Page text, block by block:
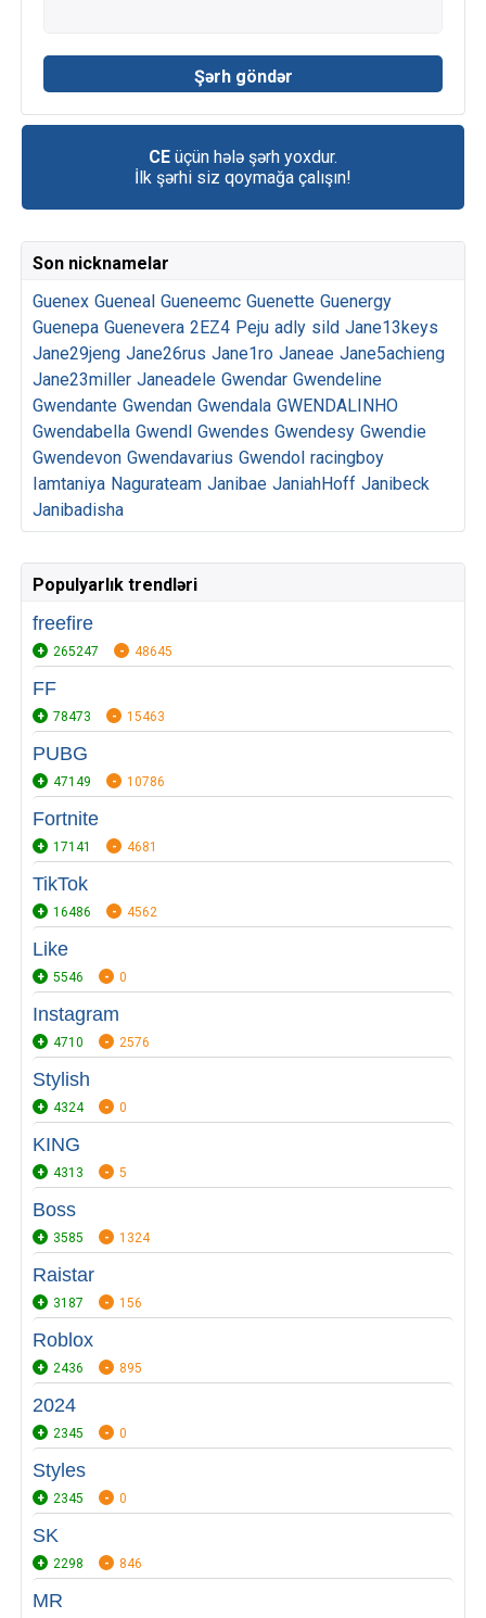
CE üçün hələ şərh yoxdur.
İlk şərhi siz qoymağa çalışın!
Son nicknamelar
Guenex Gueneal Gueneemc Guenette Guenergy
Guenepa Guenevera 2EZ4 Peju adly sild Jane13keys
Jane29jeng Jane26rus Jane1ro Janeae Jane5achieng
Jane23miller Janeadele Gwendar Gwendeline
Gwendante Gwendan Gwendala GWENDALINHO
Gwendabella Gwendl Gwendes Gwendesy Gwendie
Gwendevon Gwendavarius Gwendol racingboy
Iamtaniya Nagurateam Janibae JaniahHoff Janibeck
Janibadisha
Populyarlık trendləri
freefire
265247 48645
FF
78473 15463
PUBG
47149 10786
Fortnite
17141 4681
TikTok
16486 4562
Like
5546 0
Instagram
4710 2576
Stylish
4324 0
KING
4313 5
Boss
3585 1324
Raistar
3187 156
Roblox
2436 895
2024
2345 0
Styles
2345 0
SK
2298 846
MR